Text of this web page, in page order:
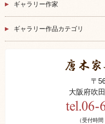
ギャラリー作家
ギャラリー作品カテゴリ
〒
大阪府吹
（受付時